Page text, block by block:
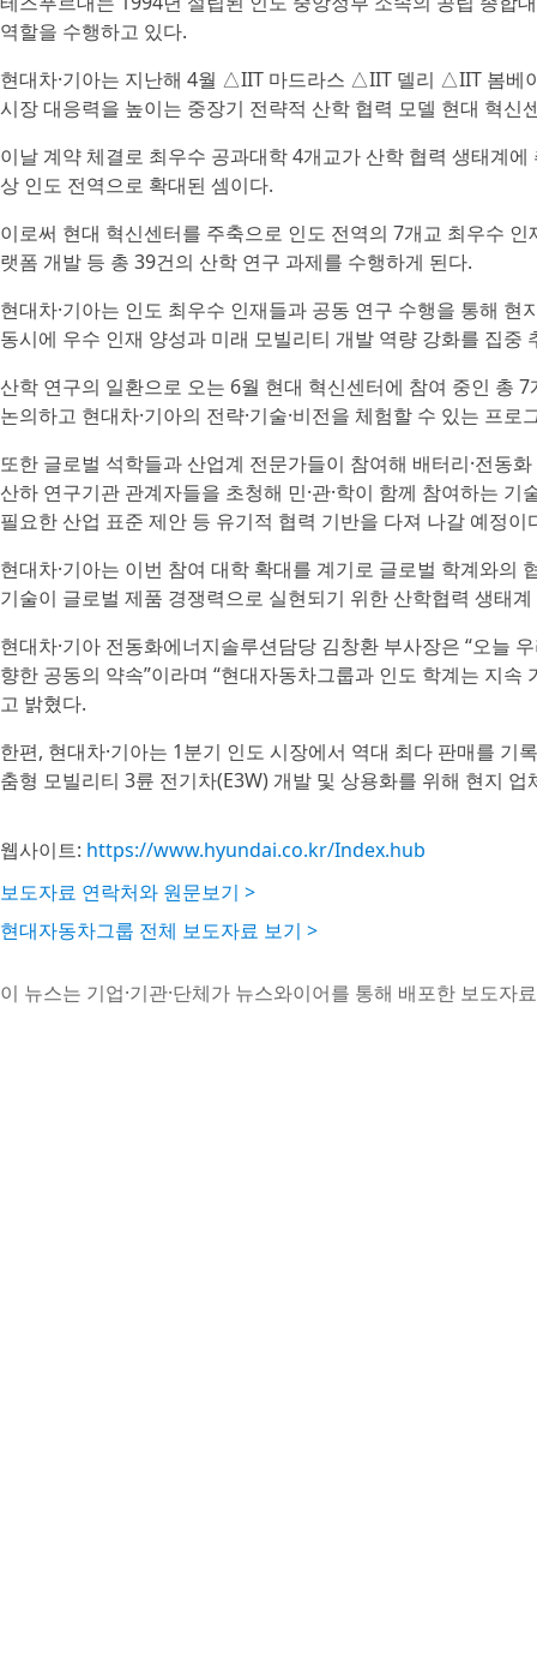
역할을 수행하고 있다.
현대차·기아는 지난해 4월 △IIT 마드라스 △IIT 델리 △IIT 봄베
시장 대응력을 높이는 중장기 전략적 산학 협력 모델 현대 혁신
이날 계약 체결로 최우수 공과대학 4개교가 산학 협력 생태계
상 인도 전역으로 확대된 셈이다.
이로써 현대 혁신센터를 주축으로 인도 전역의 7개교 최우수
랫폼 개발 등 총 39건의 산학 연구 과제를 수행하게 된다.
현대차·기아는 인도 최우수 인재들과 공동 연구 수행을 통해
동시에 우수 인재 양성과 미래 모빌리티 개발 역량 강화를 집중
산학 연구의 일환으로 오는 6월 현대 혁신센터에 참여 중인 총
논의하고 현대차·기아의 전략·기술·비전을 체험할 수 있는 프로
또한 글로벌 석학들과 산업계 전문가들이 참여해 배터리·전동
산하 연구기관 관계자들을 초청해 민·관·학이 함께 참여하는
필요한 산업 표준 제안 등 유기적 협력 기반을 다져 나갈 예정이
현대차·기아는 이번 참여 대학 확대를 계기로 글로벌 학계와
기술이 글로벌 제품 경쟁력으로 실현되기 위한 산학협력 생태
현대차·기아 전동화에너지솔루션담당 김창환 부사장은 “오늘
향한 공동의 약속”이라며 “현대자동차그룹과 인도 학계는 지
고 밝혔다.
한편, 현대차·기아는 1분기 인도 시장에서 역대 최다 판매를
춤형 모빌리티 3륜 전기차(E3W) 개발 및 상용화를 위해 현지
웹사이트: https://www.hyundai.co.kr/Index.hub
보도자료 연락처와 원문보기 >
현대자동차그룹 전체 보도자료 보기 >
이 뉴스는 기업·기관·단체가 뉴스와이어를 통해 배포한 보도자